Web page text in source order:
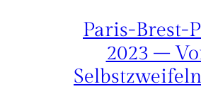
Paris-Brest-
2023 –